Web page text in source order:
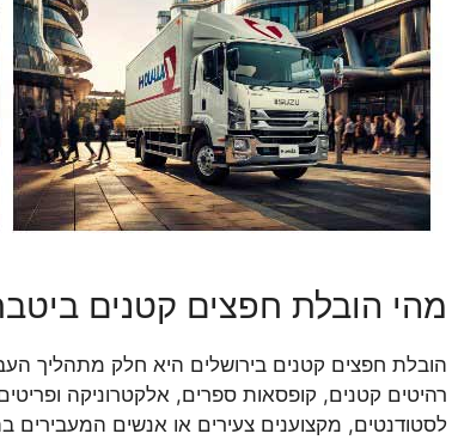
מהי הובלת חפצים קטנים
הובלת חפצים קטנים בירושלים היא חלק מתהליך
רהיטים קטנים, קופסאות ספרים, אלקטרוניקה
לסטודנטים, מקצוענים צעירים או אנשים המעבירים